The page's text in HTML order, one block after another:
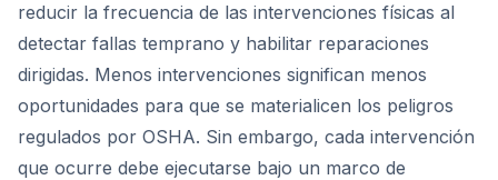
reducir la frecuencia de las intervenciones físicas al
detectar fallas temprano y habilitar reparaciones
dirigidas. Menos intervenciones significan menos
oportunidades para que se materialicen los peligros
regulados por OSHA. Sin embargo, cada intervención
que ocurre debe ejecutarse bajo un marco de